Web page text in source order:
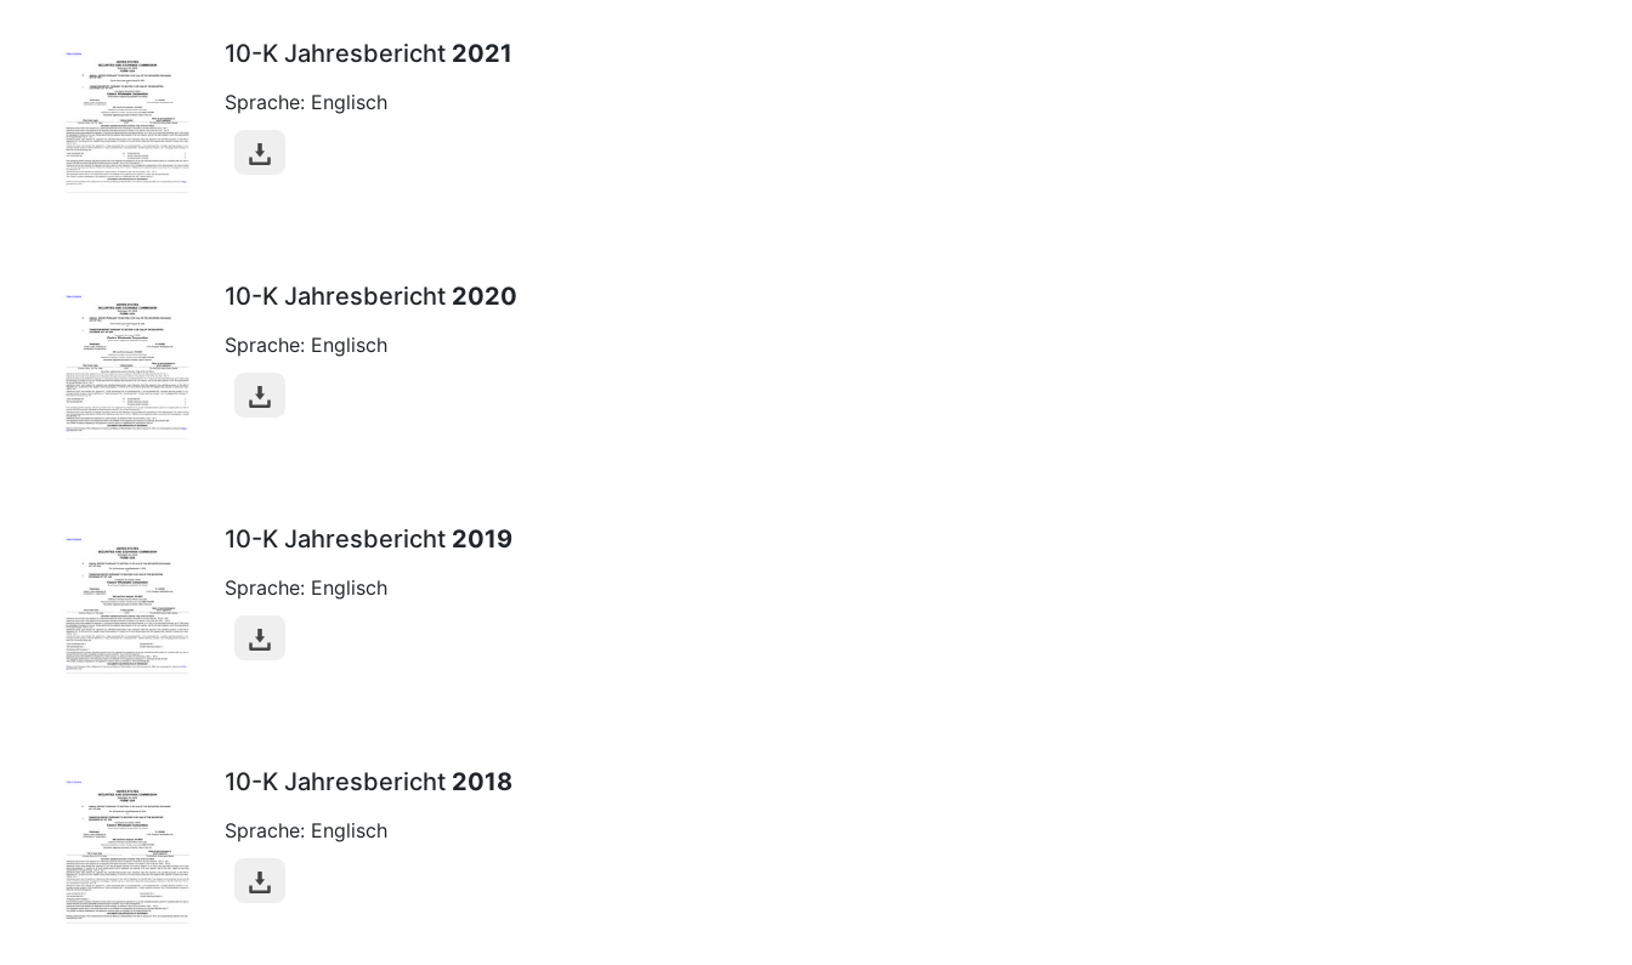
10-K Jahresbericht 2021
Sprache: Englisch
10-K Jahresbericht 2020
Sprache: Englisch
10-K Jahresbericht 2019
Sprache: Englisch
10-K Jahresbericht 2018
Sprache: Englisch